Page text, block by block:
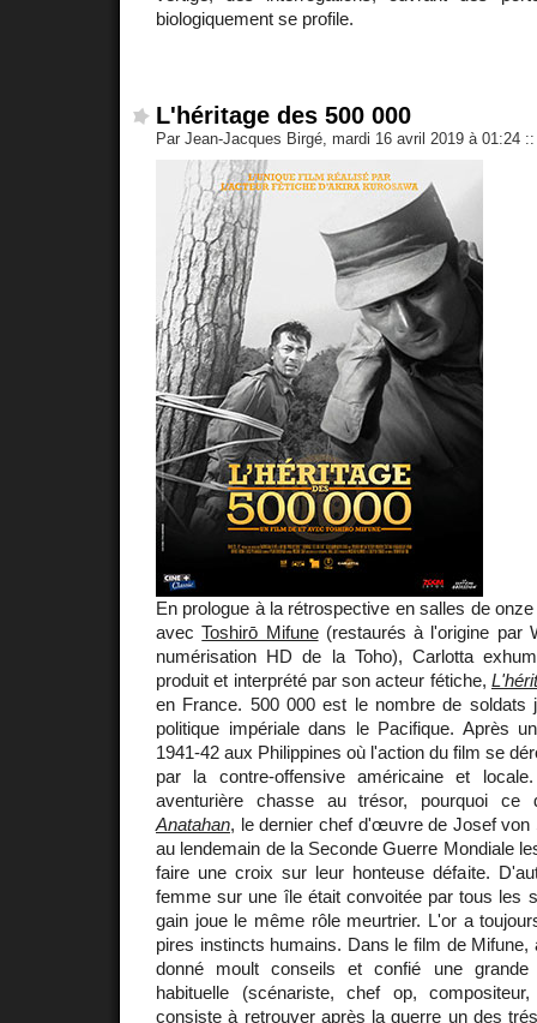
biologiquement se profile.
L'héritage des 500 000
Par Jean-Jacques Birgé, mardi 16 avril 2019 à 01:24 ::
En prologue à la rétrospective en salles de
avecToshirō Mifune(restaurés à l'origine par
numérisation HD de la Toho), Carlotta
produit et interprété par son acteur fétiche,
en France. 500 000 est le nombre de soldats
politique impériale dans le Pacifique. Après
1941-42 aux Philippines où l'action du film se
par la contre-offensive américaine et
aventurière chasse au trésor, pourquoi ce
Anatahan, le dernier chef d'œuvre de Josef von
au lendemain de la Seconde Guerre Mondiale
faire une croix sur leur honteuse défaite.
femme sur une île était convoitée par tous les
gain joue le même rôle meurtrier. L'or a
pires instincts humains. Dans le film de Mifune,
donné moult conseils et confié une
habituelle (scénariste, chef op,
consiste à retrouver après la guerre un des